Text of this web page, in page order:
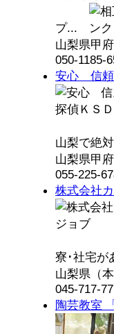
プ...
山梨県甲
050-1185-
安心 信頼
山梨で絶
山梨県甲
055-225-
株式会社
寮･社宅
山梨県（
045-717-
陶芸教室